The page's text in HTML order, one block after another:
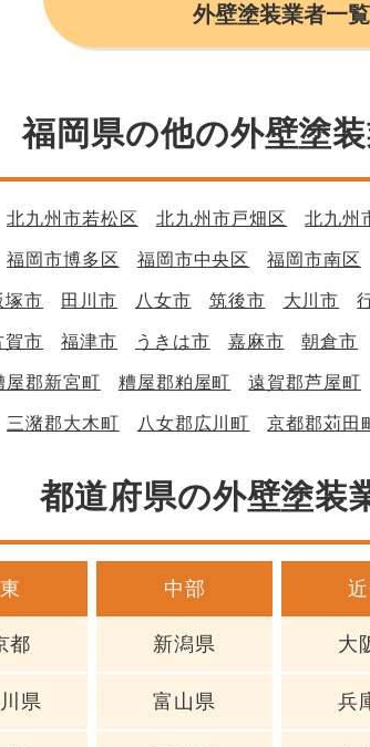
外壁塗装業者一覧
福岡県の他の外壁塗
北九州市若松区 北九州市戸畑区 北九州
福岡市博多区 福岡市中央区 福岡市南区
塚市 田川市 八女市 筑後市 大川市
賀市 福津市 うきは市 嘉麻市 朝倉市
屋郡新宮町 糟屋郡粕屋町 遠賀郡芦屋町
三潴郡大木町 八女郡広川町 京都郡苅田
都道府県の外壁塗装
都
県
中部
新潟県
富山県
大
兵